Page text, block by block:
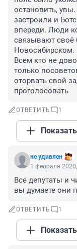
остановить,
застроили и
впереди. Люди
связывают своё
Новосибирском.
Всем кто не
только
оторвать свой
проголосовать
ОТВЕТИТЬ 1
не удивлен
1 февраля
Все депутаты и
вы думаете они
ОТВЕТИТЬ 1